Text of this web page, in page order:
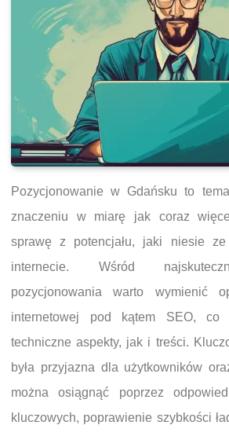
Pozycjonowanie w Gdańsku to
znaczeniu w miarę jak coraz
sprawę z potencjału, jaki niesie
internecie. Wśród
pozycjonowania warto wymienić
internetowej pod kątem SEO, co
techniczne aspekty, jak i treści.
była przyjazna dla użytkowników
można osiągnąć poprzez
kluczowych, poprawienie szybkości